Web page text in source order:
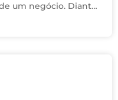
um negócio. Diante